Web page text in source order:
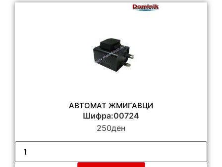
АВТОМАТ ЖМИГАВЦИ
Шифра:00724
250ден